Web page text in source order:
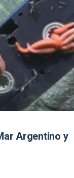
Argentino y